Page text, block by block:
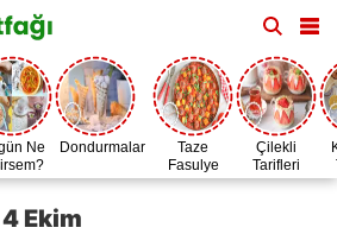
Ne
Dondurmalar
Taze
Fasulye
Zamanı
Çilekli
Tarifleri
Ekim